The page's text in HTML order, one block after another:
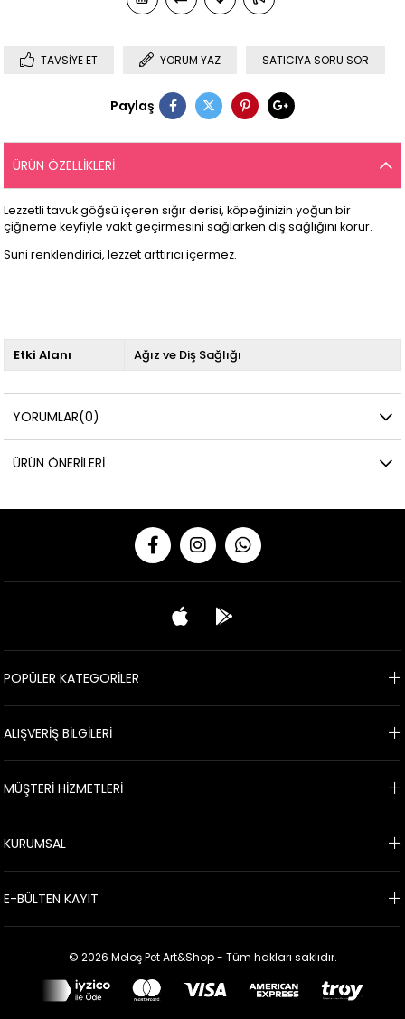
TAVSIYE ET YORUM YAZ SATICIYA SORU SOR
Paylaş
ÜRÜN ÖZELLIKLERI
Lezzetli tavuk göğsü içeren sığır derisi, köpeğinizin yoğun bir
çiğneme keyfiyle vakit geçirmesini sağlarken diş sağlığını korur.
Suni renklendirici, lezzet arttırıcı içermez.
Etki Alanı Ağız ve Diş Sağlığı
YORUMLAR(0)
ÜRÜN ÖNERILERI
POPÜLER KATEGORİLER
ALIŞVERİŞ BİLGİLERİ
MÜŞTERİ HİZMETLERİ
KURUMSAL
E-BÜLTEN KAYIT
© 2026 Meloş Pet Art&Shop - Tüm hakları saklıdır.